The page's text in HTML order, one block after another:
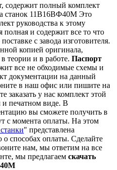
содержит полный комплект
станок 11В16ВФ40М Это
руководства к этому
и содержит все то что
с завода изготовителя.
копией оригинала,
теории и в работе. Паспорт
все не обходимые схемы и
документации на данный
в наш офис или пишите на
у нас комплект этой
и печатном виде. В
вы сможете получить в
с момента оплаты. На этом
" представлена
способах оплаты. Cделайте
нам, мы ответим на все
мы предлагаем скачать